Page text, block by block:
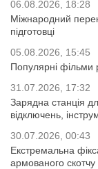
06.08.2026, 18:28
Міжнародний
підготовці
05.08.2026, 15:45
Популярні фільми
31.07.2026, 17:32
Зарядна станція
відключень,
30.07.2026, 00:43
Екстремальна
армованого скотчу